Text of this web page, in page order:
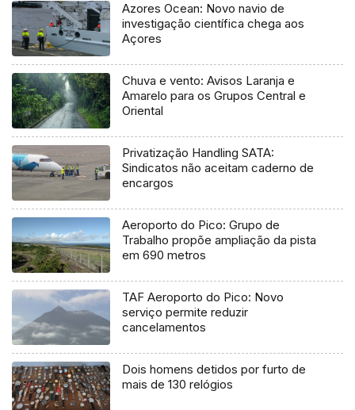
Azores Ocean: Novo navio de
investigação científica chega aos
Açores
Chuva e vento: Avisos Laranja e
Amarelo para os Grupos Central e
Oriental
Privatização Handling SATA:
Sindicatos não aceitam caderno de
encargos
Aeroporto do Pico: Grupo de
Trabalho propõe ampliação da pista
em 690 metros
TAF Aeroporto do Pico: Novo
serviço permite reduzir
cancelamentos
Dois homens detidos por furto de
mais de 130 relógios